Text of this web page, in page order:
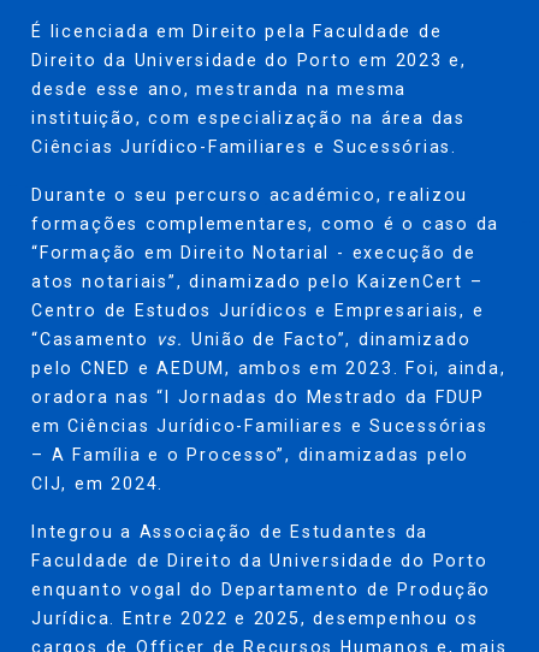
É licenciada em Direito pela Faculdade de
Direito da Universidade do Porto em 2023 e,
desde esse ano, mestranda na mesma
instituição, com especialização na área das
Ciências Jurídico-Familiares e Sucessórias.
Durante o seu percurso académico, realizou
formações complementares, como é o caso da
“Formação em Direito Notarial - execução de
atos notariais”, dinamizado pelo KaizenCert –
Centro de Estudos Jurídicos e Empresariais, e
“Casamento
vs. União de Facto”, dinamizado
pelo CNED e AEDUM, ambos em 2023. Foi, ainda,
oradora nas “I Jornadas do Mestrado da FDUP
em Ciências Jurídico-Familiares e Sucessórias
– A Família e o Processo”, dinamizadas pelo
CIJ, em 2024.
Integrou a Associação de Estudantes da
Faculdade de Direito da Universidade do Porto
enquanto vogal do Departamento de Produção
Jurídica. Entre 2022 e 2025, desempenhou os
cargos de Officer de Recursos Humanos e, mais